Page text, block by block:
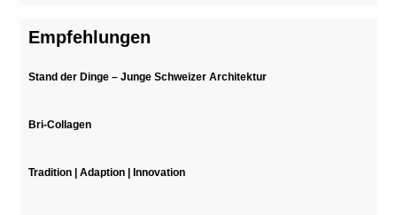
Empfehlungen
Stand der Dinge – Junge Schweizer Architektur
Bri-Collagen
Tradition | Adaption | Innovation